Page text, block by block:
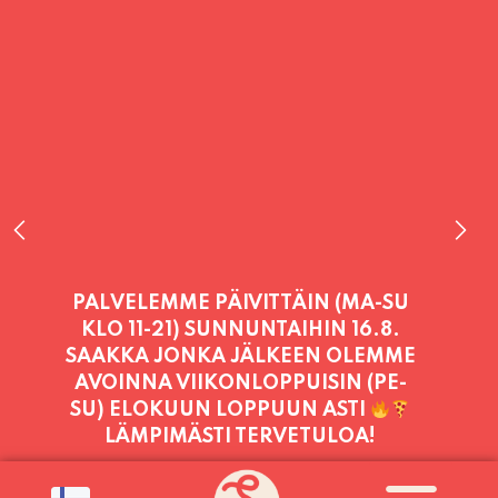
PALVELEMME TÄNÄÄN:
SUNNUNTAI 11:00 - 21:00
PALVELEMME PÄIVITTÄIN (MA-SU
KLO 11-21) SUNNUNTAIHIN 16.8.
SAAKKA JONKA JÄLKEEN OLEMME
AVOINNA VIIKONLOPPUISIN (PE-
SU) ELOKUUN LOPPUUN ASTI